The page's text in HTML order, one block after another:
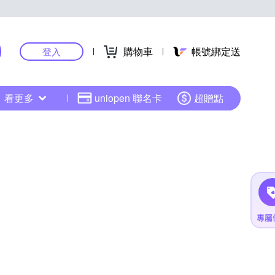
登入 購物車 帳號綁定送
看更多 uniopen 聯名卡 超贈點